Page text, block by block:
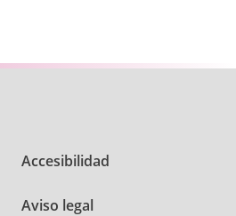
Accesibilidad
Aviso legal